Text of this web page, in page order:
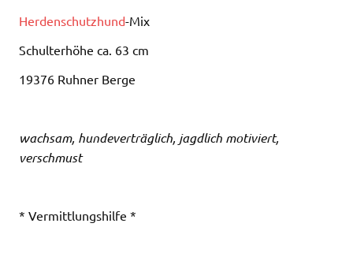
Herdenschutzhund-Mix
Schulterhöhe ca. 63 cm
19376 Ruhner Berge
wachsam, hundeverträglich, jagdlich motiviert,
verschmust
* Vermittlungshilfe *